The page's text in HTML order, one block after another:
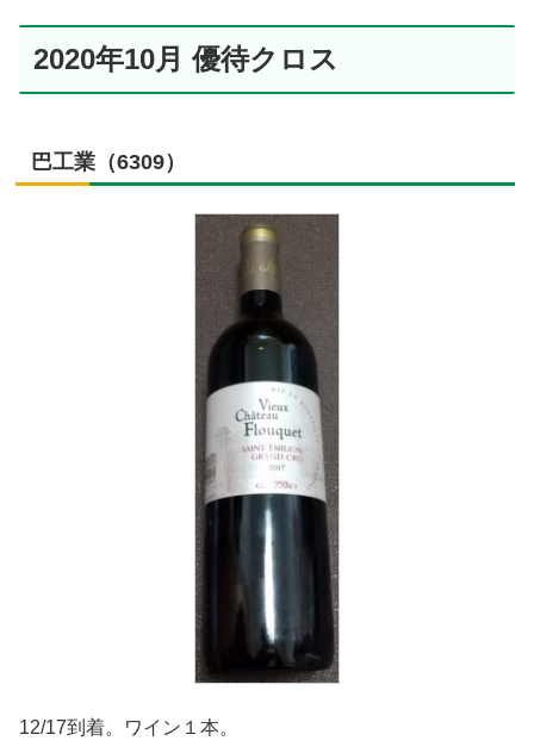
2020年10月 優待クロス
巴工業（6309）
12/17到着。ワイン１本。